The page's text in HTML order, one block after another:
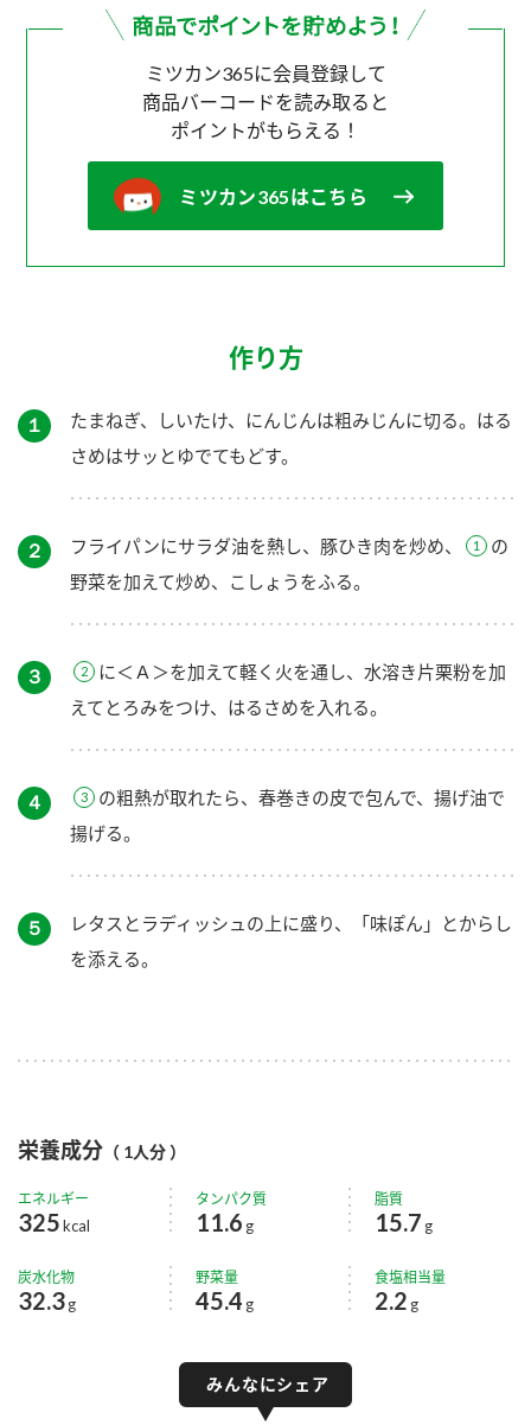
ミツカン365に会員登録して
商品バーコードを読み取ると
ポイントがもらえる！
ミツカン365はこちら
作り方
１
たまねぎ、しいたけ、にんじんは粗みじんに切る。はる
さめはサッとゆでてもどす。
２ フライパンにサラダ油を熱し、豚ひき肉を炒め、
の
野菜を加えて炒め、こしょうをふる。
３
に＜Ａ＞を加えて軽く火を通し、水溶き片栗粉を加
えてとろみをつけ、はるさめを入れる。
４
の粗熱が取れたら、春巻きの皮で包んで、揚げ油で
揚げる。
５
レタスとラディッシュの上に盛り、「味ぽん」とからし
を添える。
栄養成分 （ 1人分 ）
エネルギー
325kcal
タンパク質
11.6 g
脂質
15.7 g
炭水化物
32.3g
野菜量
45.4 g
食塩相当量
2.2 g